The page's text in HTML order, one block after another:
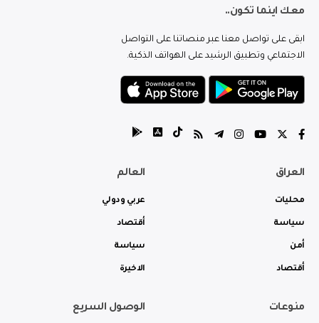
معك اينما تكون..
ابقى على تواصل معنا عبر منصاتنا على التواصل
الاجتماعي وتطبيق الرشيد على الهواتف الذكية.
العراق
محليات
سياسة
أمن
أقتصاد
العالم
عربي ودولي
أقتصاد
سياسة
الاخيرة
منوعات الوصول السريع